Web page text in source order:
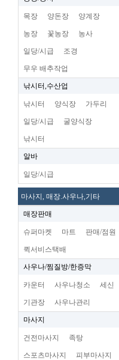
목장 양돈장 양계장
농장 꽃농장 농사
일당/시급 조경
무우 배추작업
낚시터,수산업
낚시터 양식장 가두리
일당/시급 굴양식장
낚시터
알바
일당/시급
마사지, 매장.사우나,기타
매장판매
슈퍼마켓 마트 판매/점원
퀵서비스택배
사우나/찜질방/한증막
카운터 사우나청소 세신
기관장 사우나관리
마사지
건전마사지 족탕
스포츠마사지 피부마사지